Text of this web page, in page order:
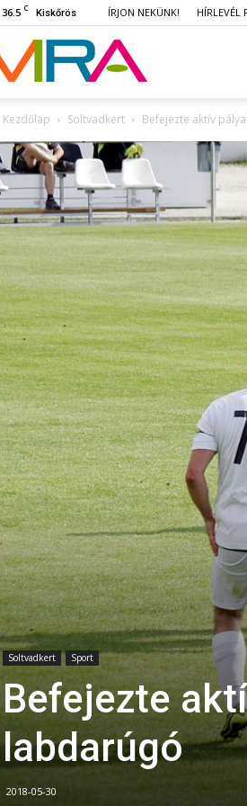
36.5 C Kiskőrös ÍRJON NEKÜNK! HÍRLEVÉL
Kezdőlap Soltvadkert Befejezte aktív
Soltvadkert Sport
Befejezte
labdarúgó
2018-05-30